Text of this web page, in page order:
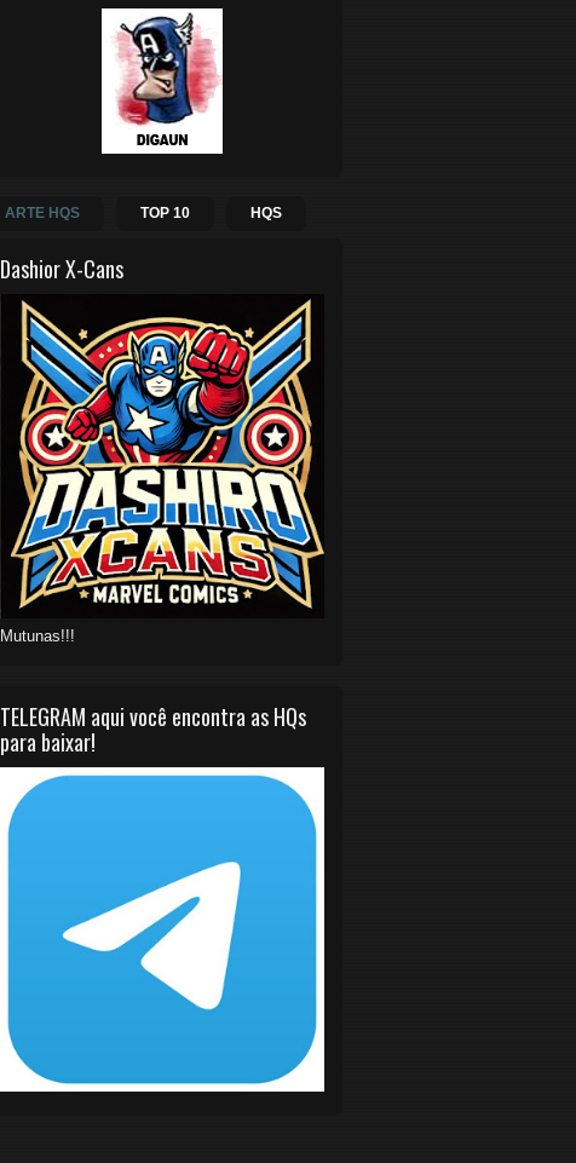
ARTE HQS TOP 10 HQS
Dashior X-Cans
Mutunas!!!
TELEGRAM aqui você encontra as HQs
para baixar!